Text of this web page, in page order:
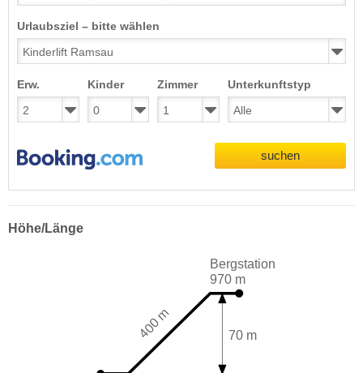
Urlaubsziel – bitte wählen
Erw. Kinder Zimmer Unterkunftstyp
suchen
Höhe/Länge
Bergstation
970 m
70 m
400 m